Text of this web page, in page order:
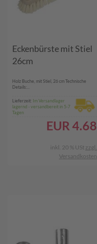
Eckenbürste mit Stiel
26cm
Holz Buche, mit Stiel, 26 cm Technische
Details:...
Lieferzeit: Im Versandlager
lagernd - versandbereit in 5-7
Tagen
EUR 4.68
inkl. 20 % USt zzgl.
Versandkosten